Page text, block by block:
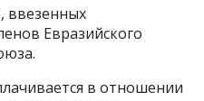
ввезенных
Евразийского
в отношении